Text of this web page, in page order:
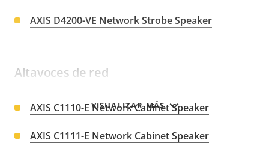
VISUALIZAR MÁS
AXIS D4200-VE Network Strobe Speaker
Altavoces de red
AXIS C1110-E Network Cabinet Speaker
AXIS C1111-E Network Cabinet Speaker